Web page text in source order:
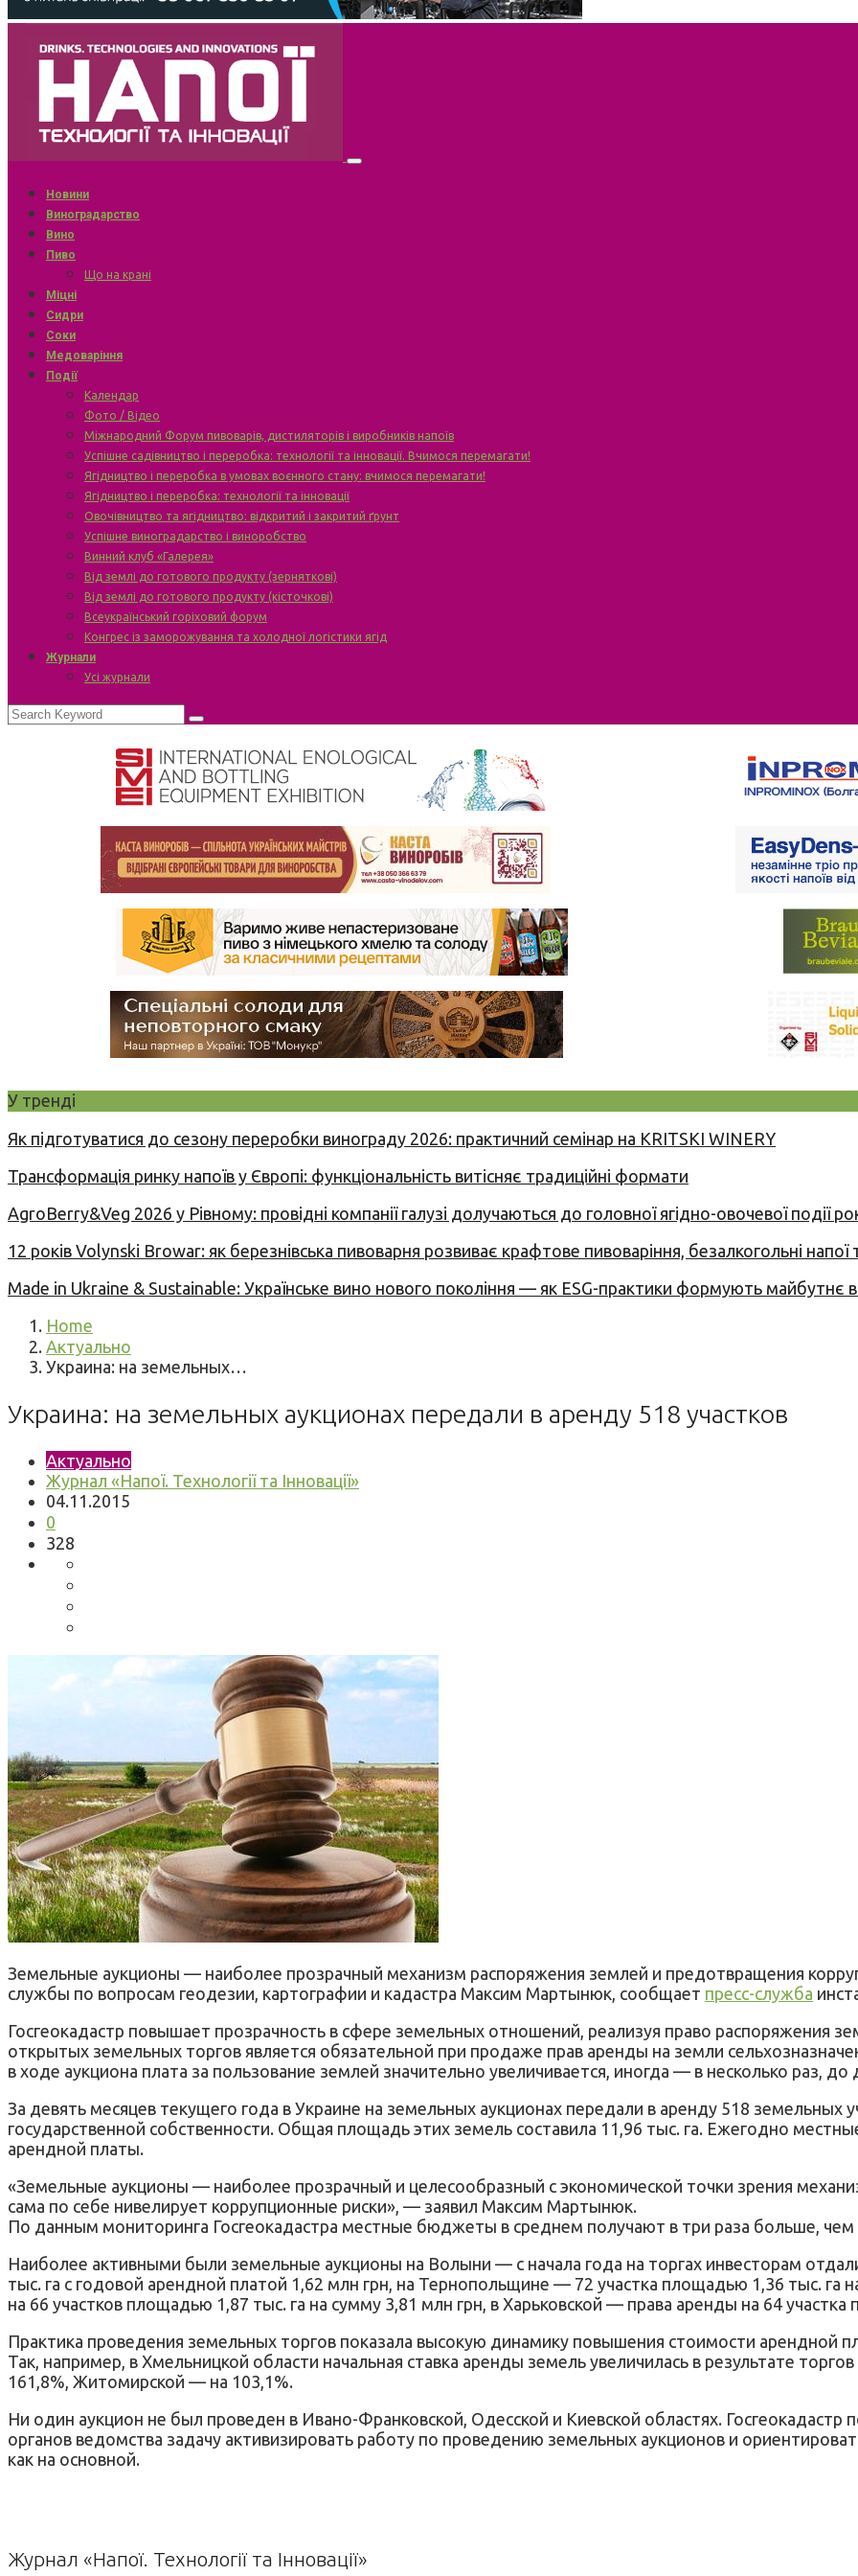
Новини
Виноградарство
Вино
Пиво
Що на крані
Міцні
Сидри
Соки
Медоваріння
Події
Календар
Фото / Відео
Міжнародний Форум пивоварів, дистиляторів і виробників напоїв
Успішне садівництво і переробка: технології та інновації. Вчимося перемагати!
Ягідництво і переробка в умовах воєнного стану: вчимося перемагати!
Ягідництво і переробка: технології та інновації
Овочівництво та ягідництво: відкритий і закритий ґрунт
Успішне виноградарство і виноробство
Винний клуб «Галерея»
Від землі до готового продукту (зерняткові)
Від землі до готового продукту (кісточкові)
Всеукраїнський горіховий форум
Конгрес із заморожування та холодної логістики ягід
Журнали
Усі журнали
У тренді
Як підготуватися до сезону переробки винограду 2026: практичний семінар на KRITSKI WINERY
Трансформація ринку напоїв у Європі: функціональність витісняє традиційні формати
AgroBerry&Veg 2026 у Рівному: провідні компанії галузі долучаються до головної ягідно-овочевої події
12 років Volynski Browar: як березнівська пивоварня розвиває крафтове пивоваріння, безалкогольні напої
Made in Ukraine & Sustainable: Українське вино нового покоління — як ESG-практики формують майбутнє
Home
Актуально
Украина: на земельных…
Украина: на земельных аукционах передали в аренду 518 участков
Актуально
Журнал «Напої. Технології та Інновації»
04.11.2015
0
328
Земельные аукционы — наиболее прозрачный механизм распоряжения землей и предотвращения
службы по вопросам геодезии, картографии и кадастра Максим Мартынюк, сообщает пресс-служба
Госгеокадастр повышает прозрачность в сфере земельных отношений, реализуя право распоряжения
открытых земельных торгов является обязательной при продаже прав аренды на земли
в ходе аукциона плата за пользование землей значительно увеличивается, иногда — в несколько раз,
За девять месяцев текущего года в Украине на земельных аукционах передали в аренду 518 земельных
государственной собственности. Общая площадь этих земель составила 11,96 тыс. га. Ежегодно
арендной платы.
«Земельные аукционы — наиболее прозрачный и целесообразный с экономической точки зрения
сама по себе нивелирует коррупционные риски», — заявил Максим Мартынюк.
По данным мониторинга Госгеокадастра местные бюджеты в среднем получают в три раза больше, чем
Наиболее активными были земельные аукционы на Волыни — с начала года на торгах инвесторам
тыс. га с годовой арендной платой 1,62 млн грн, на Тернопольщине — 72 участка площадью 1,36 тыс.
на 66 участков площадью 1,87 тыс. га на сумму 3,81 млн грн, в Харьковской — права аренды на 64
Практика проведения земельных торгов показала высокую динамику повышения стоимости арендной
Так, например, в Хмельницкой области начальная ставка аренды земель увеличилась в результате
161,8%, Житомирской — на 103,1%.
Ни один аукцион не был проведен в Ивано-Франковской, Одесской и Киевской областях.
органов ведомства задачу активизировать работу по проведению земельных аукционов и
как на основной.
Журнал «Напої. Технології та Інновації»